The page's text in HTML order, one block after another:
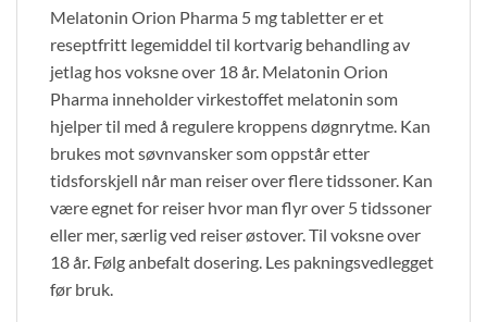
Melatonin Orion Pharma 5 mg tabletter er et
reseptfritt legemiddel til kortvarig behandling av
jetlag hos voksne over 18 år. Melatonin Orion
Pharma inneholder virkestoffet melatonin som
hjelper til med å regulere kroppens døgnrytme. Kan
brukes mot søvnvansker som oppstår etter
tidsforskjell når man reiser over flere tidssoner. Kan
være egnet for reiser hvor man flyr over 5 tidssoner
eller mer, særlig ved reiser østover. Til voksne over
18 år. Følg anbefalt dosering. Les pakningsvedlegget
før bruk.